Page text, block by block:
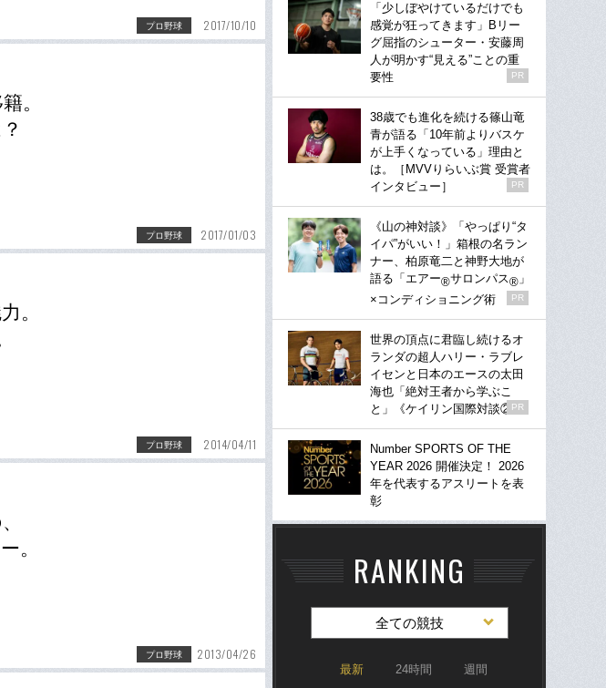
プロ野球 2017/10/10
。
プロ野球 2017/01/03
。
プロ野球 2014/04/11
。
プロ野球 2013/04/26
「少しぼやけているだけでも
感覚が狂ってきます」Bリー
グ屈指のシューター・安藤周
人が明かす“見える”ことの重
要性
PR
38歳でも進化を続ける篠山竜
青が語る「10年前よりバスケ
が上手くなっている」理由と
は。［MVVりらいぶ賞 受賞者
インタビュー］
PR
《山の神対談》「やっぱり“タ
イパ”がいい！」箱根の名ラン
ナー、柏原竜二と神野大地が
語る「エアー®サロンパス® 」
×コンディショニング術
PR
世界の頂点に君臨し続けるオ
ランダの超人ハリー・ラブレ
イセンと日本のエースの太田
海也「絶対王者から学ぶこ
と」《ケイリン国際対談②》
PR
Number SPORTS OF THE
YEAR 2026 開催決定！ 2026
年を代表するアスリートを表
彰
RANKING
全ての競技
最新 24時間 週間